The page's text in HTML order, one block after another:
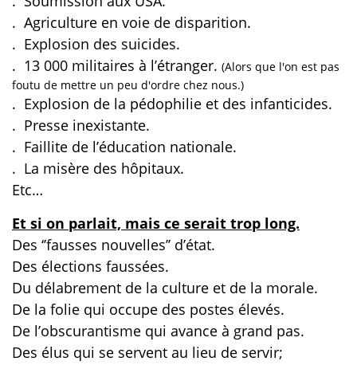
. Agriculture en voie de disparition.
. Explosion des suicides.
. 13 000 militaires à l’étranger. (Alors que l'on est pas
foutu de mettre un peu d'ordre chez nous.)
. Explosion de la pédophilie et des infanticides.
. Presse inexistante.
. Faillite de l’éducation nationale.
. La misère des hôpitaux.
Etc…
Et si on parlait, mais ce serait trop long.
Des ‘’fausses nouvelles’’ d’état.
Des élections faussées.
Du délabrement de la culture et de la morale.
De la folie qui occupe des postes élevés.
De l’obscurantisme qui avance à grand pas.
Des élus qui se servent au lieu de servir;